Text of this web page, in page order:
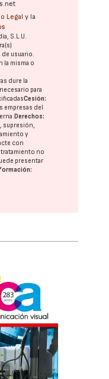
Legal y la
S.L.U.
usuario.
la misma o
dure la
para
Cesión:
empresas del
Derechos:
supresión,
y
con
tratamiento no
presentar